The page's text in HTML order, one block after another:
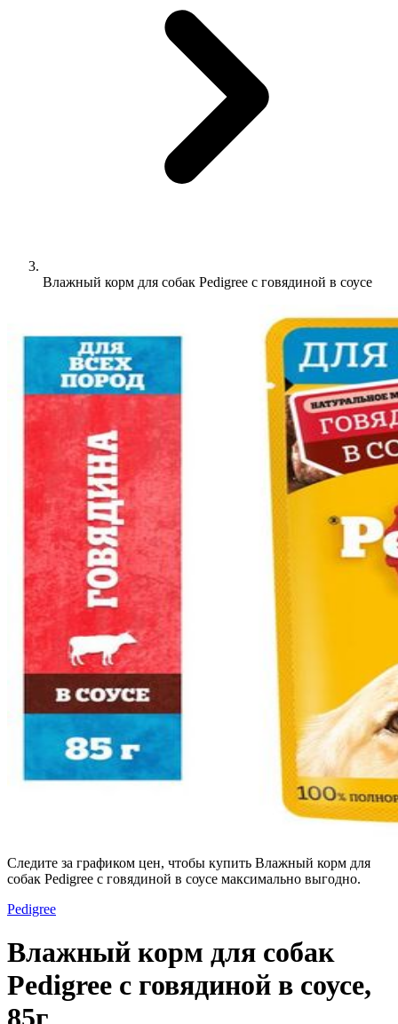
Влажный корм для собак Pedigree с говядиной в соусе
Следите за графиком цен, чтобы купить Влажный корм для
собак Pedigree с говядиной в соусе максимально выгодно.
Pedigree
Влажный корм для собак
Pedigree с говядиной в соусе,